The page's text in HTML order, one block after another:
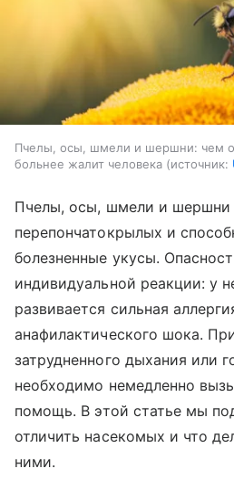
Пчелы, осы, шмели и шершни: чем
больнее жалит человека
источник:
Пчелы, осы, шмели и шершни
перепончатокрылых и
болезненные укусы.
индивидуальной реакции: у
развивается сильная
анафилактического шока.
затрудненного дыхания или
необходимо немедленно
помощь. В этой статье мы
отличить насекомых и что
ними.